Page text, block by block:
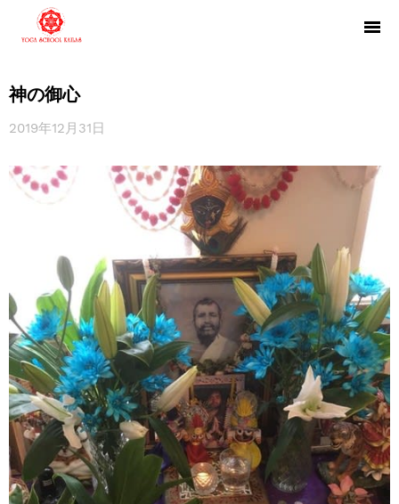
神の御心
2019年12月31日